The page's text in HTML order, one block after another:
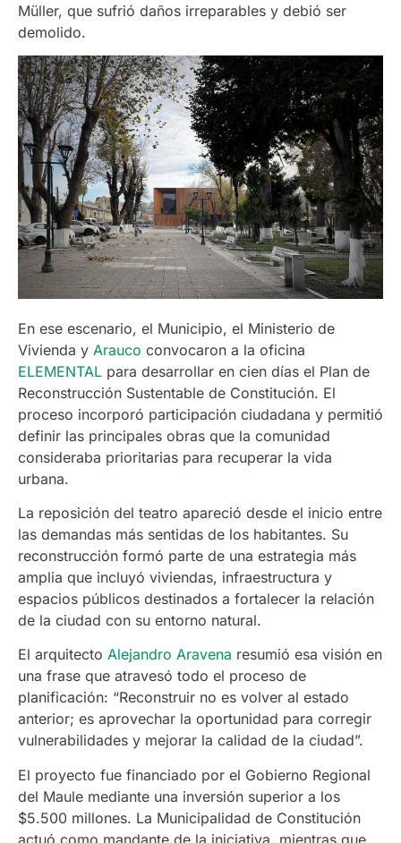
Müller, que sufrió daños irreparables y debió ser
demolido.
En ese escenario, el Municipio, el Ministerio de
Vivienda y Arauco convocaron a la oficina
ELEMENTAL para desarrollar en cien días el Plan de
Reconstrucción Sustentable de Constitución. El
proceso incorporó participación ciudadana y permitió
definir las principales obras que la comunidad
consideraba prioritarias para recuperar la vida
urbana.
La reposición del teatro apareció desde el inicio entre
las demandas más sentidas de los habitantes. Su
reconstrucción formó parte de una estrategia más
amplia que incluyó viviendas, infraestructura y
espacios públicos destinados a fortalecer la relación
de la ciudad con su entorno natural.
El arquitecto Alejandro Aravena resumió esa visión en
una frase que atravesó todo el proceso de
planificación: “Reconstruir no es volver al estado
anterior; es aprovechar la oportunidad para corregir
vulnerabilidades y mejorar la calidad de la ciudad”.
El proyecto fue financiado por el Gobierno Regional
del Maule mediante una inversión superior a los
$5.500 millones. La Municipalidad de Constitución
actuó como mandante de la iniciativa, mientras que